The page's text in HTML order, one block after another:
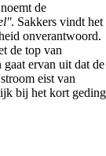
de
. Sakkers vindt het
onverantwoord.
de top van
gaat ervan uit dat de
eist van
bij het kort geding